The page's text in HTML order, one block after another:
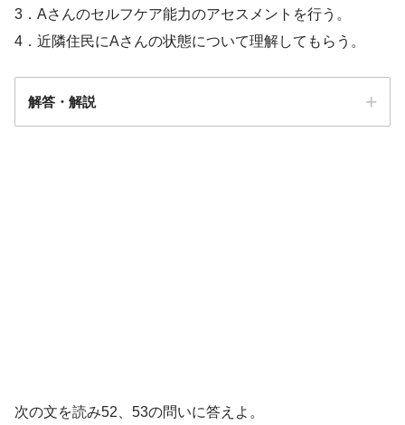
3．Aさんのセルフケア能力のアセスメントを行う。
4．近隣住民にAさんの状態について理解してもらう。
解答・解説
次の文を読み52、53の問いに答えよ。